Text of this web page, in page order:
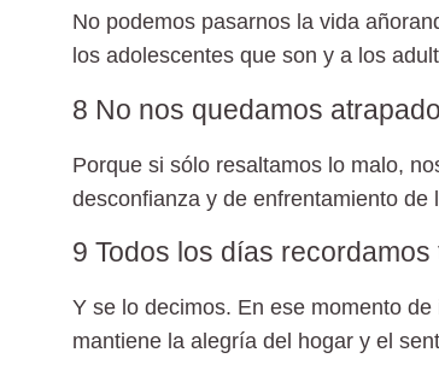
No podemos pasarnos la vida
los adolescentes que son y a los
8 No nos quedamos
Porque si sólo resaltamos lo malo,
desconfianza y de enfrentamiento
9 Todos los días
Y se lo decimos. En ese momento
mantiene la alegría del hogar y el